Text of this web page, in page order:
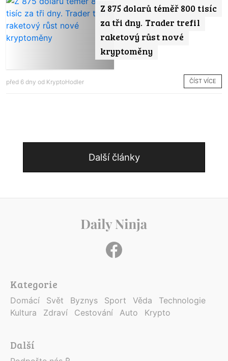
Z 875 dolarů téměř 800 tisíc
za tři dny. Trader trefil
raketový růst nové
kryptoměny
před 6 dny od KryptoHodler ČÍST VÍCE
Další články
Kategorie
Domácí Svět Byznys Sport Věda
Technologie
Kultura
Zdraví Cestování Auto Krypto
Další